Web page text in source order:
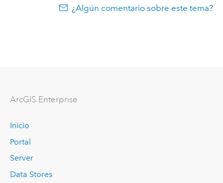
¿Algún comentario sobre este tema?
ArcGIS Enterprise
Inicio
Portal
Server
Data Stores